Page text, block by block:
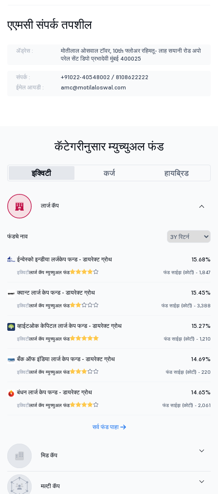
एएमसी संपर्क तपशील
ॲड्रेस :
मोतीलाल ओसवाल टॉवर, 10th फ्लोअर रहिमतू- लाह सयानी रोड अपो
परेल सेंट डिपो प्रभादेवी मुंबई 400025
संपर्क :
+91022-40548002 / 8108622222
ईमेल आयडी :
amc@motilaloswal.com
कॅटेगरीनुसार म्युच्युअल फंड
इक्विटी कर्ज हायब्रिड
लार्ज कॅप
फंडचे नाव
ईन्वेस्को इन्डीया लर्जकेप फन्ड - डायरेक्ट ग्रोथ 15.68%
इक्विटीलार्ज कॅप म्युच्युअल फंड फंड साईझ (कोटी) - 1,847
क्वान्ट लार्ज केप फन्ड - डायरेक्ट ग्रोथ 15.45%
इक्विटीलार्ज कॅप म्युच्युअल फंड फंड साईझ (कोटी) - 3,388
व्हाईटओक केपिटल लार्ज केप फन्ड - डायरेक्ट ग्रोथ 15.27%
इक्विटीलार्ज कॅप म्युच्युअल फंड फंड साईझ (कोटी) - 1,210
बँक ऑफ इंडिया लार्ज केप फन्ड - डायरेक्ट ग्रोथ 14.69%
इक्विटीलार्ज कॅप म्युच्युअल फंड फंड साईझ (कोटी) - 220
बंधन लार्ज केप फन्ड - डायरेक्ट ग्रोथ 14.65%
इक्विटीलार्ज कॅप म्युच्युअल फंड फंड साईझ (कोटी) - 2,061
सर्व फंड पाहा
मिड कॅप
मल्टी कॅप